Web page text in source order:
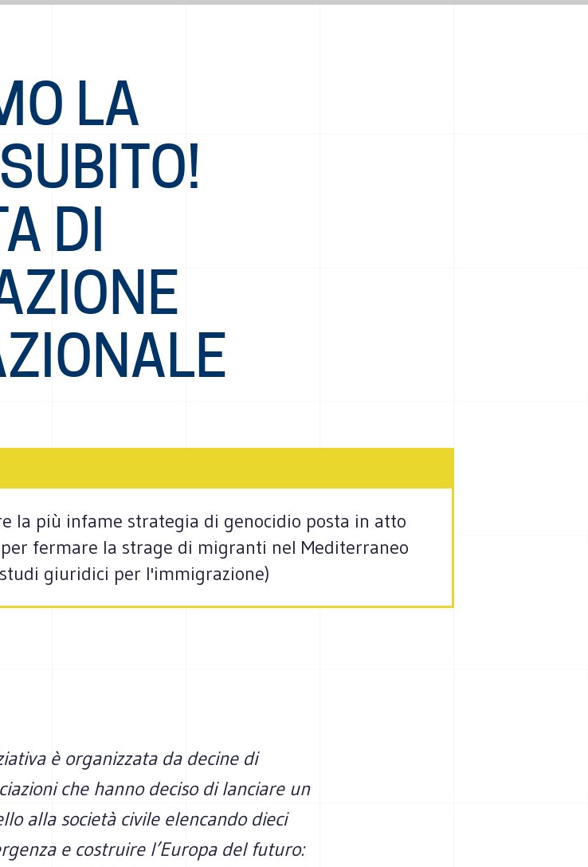
LA
DI
la più infame strategia di genocidio posta in atto
fermare la strage di migranti nel Mediterraneo
giuridici per l'immigrazione)
è organizzata da decine di
che hanno deciso di lanciare un
alla società civile elencando dieci
e costruire l’Europa del futuro: